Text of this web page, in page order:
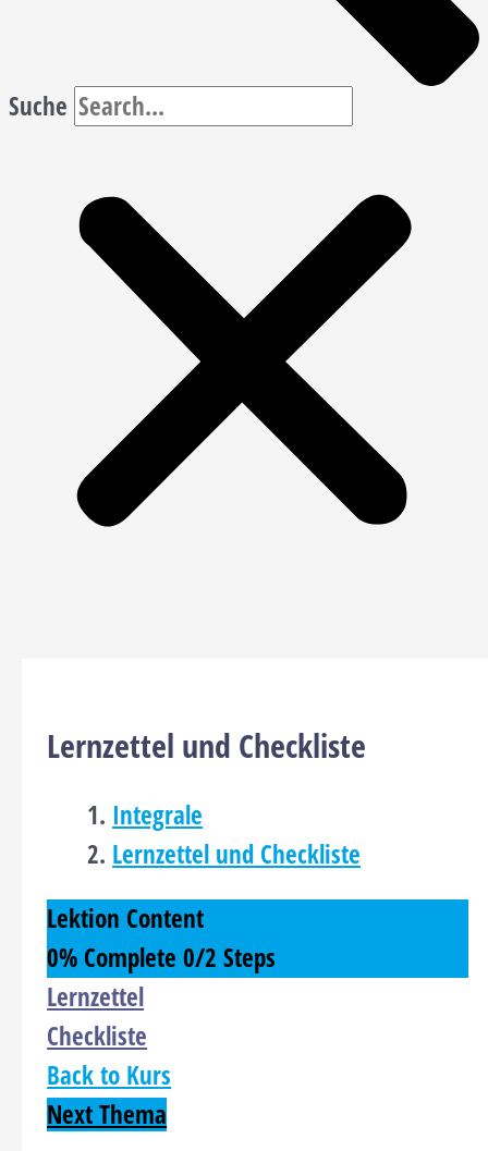
Suche
Lernzettel und Checkliste
Integrale
Lernzettel und Checkliste
Lektion Content
0% Complete0/2 Steps
Lernzettel
Checkliste
Back to Kurs
Next Thema